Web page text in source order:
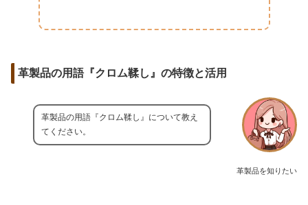
革製品の用語『クロム鞣し』の特徴と活用
革製品を知りたい
革製品の用語『クロム鞣し』について教え
てください。